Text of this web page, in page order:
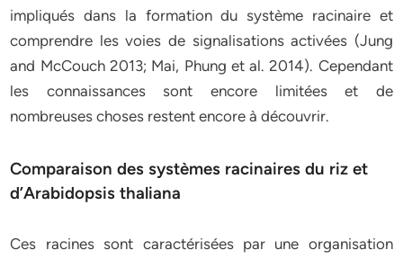
impliqués dans la formation du système racinaire et
comprendre les voies de signalisations activées (Jung
and McCouch 2013; Mai, Phung et al. 2014). Cependant
les connaissances sont encore limitées et de
nombreuses choses restent encore à découvrir.
Comparaison des systèmes racinaires du riz et
d’Arabidopsis thaliana
Ces racines sont caractérisées par une organisation